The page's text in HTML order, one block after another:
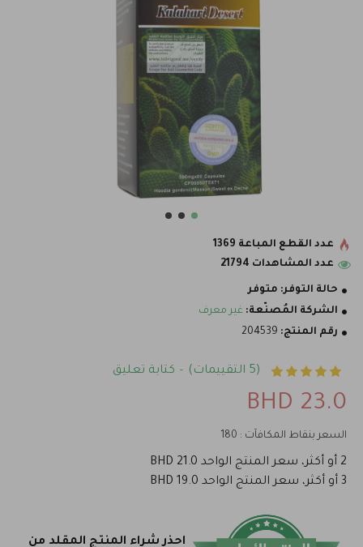
حالة التوفر: متوفر
الشركة المُصنّعة: غير معرف
رقم المنتج: 204539
عدد القطع المباعة 1369
عدد المشاهدات 21794
(5 التقييمات) - كتابة تعليق
23.0 BHD
السعر بنقاط المكافآت : 180
2 أو أكثر، سعر المنتج الواحد 21.0 BHD
3 أو أكثر، سعر المنتج الواحد 19.0 BHD
احذر شراء المنتج المقلد من